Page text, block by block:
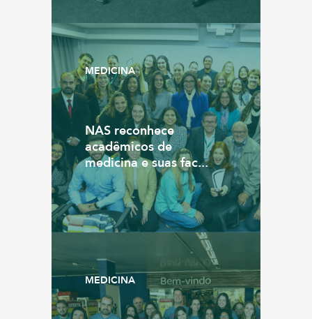
MEDICINA
NAS reconhece
acadêmicos de
medicina e suas fac...
MEDICINA